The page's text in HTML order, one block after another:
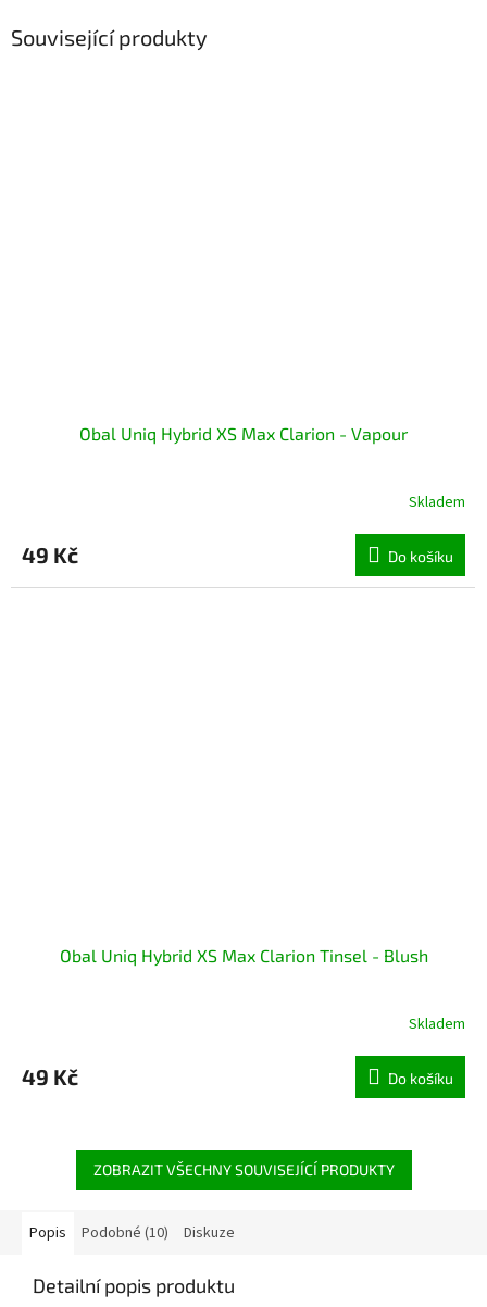
Související produkty
Obal Uniq Hybrid XS Max Clarion - Vapour
Skladem
49 Kč Do košíku
Obal Uniq Hybrid XS Max Clarion Tinsel - Blush
Skladem
49 Kč Do košíku
ZOBRAZIT VŠECHNY SOUVISEJÍCÍ PRODUKTY
Popis Podobné (10) Diskuze
Detailní popis produktu